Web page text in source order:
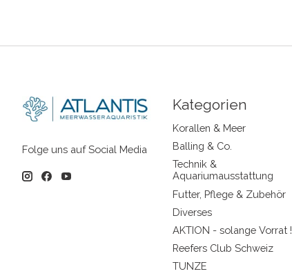
Folge uns auf Social Media
Kategorien
Korallen & Meer
Balling & Co.
Technik &
Aquariumausstattung
Futter, Pflege & Zubehör
Diverses
AKTION - solange Vorrat !
Reefers Club Schweiz
TUNZE